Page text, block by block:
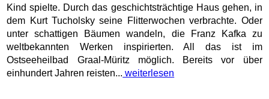
Kind spielte. Durch das geschichtsträchtige Haus gehen, in
dem Kurt Tucholsky seine Flitterwochen verbrachte. Oder
unter schattigen Bäumen wandeln, die Franz Kafka zu
weltbekannten Werken inspirierten. All das ist im
Ostseeheilbad Graal-Müritz möglich. Bereits vor über
einhundert Jahren reisten... weiterlesen